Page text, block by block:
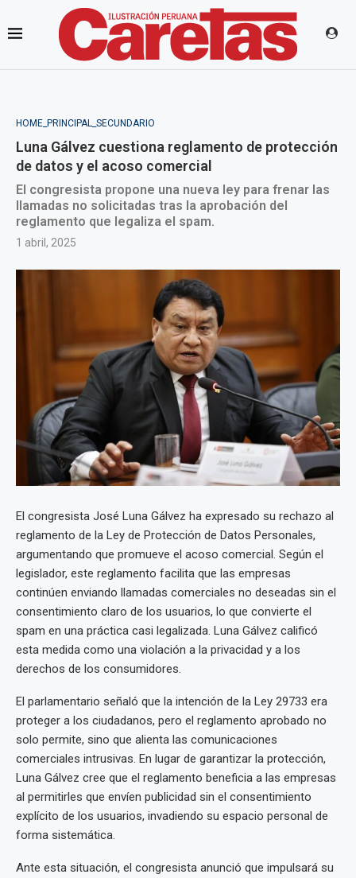
HOME_PRINCIPAL_SECUNDARIO
Luna Gálvez cuestiona reglamento de protección
de datos y el acoso comercial
El congresista propone una nueva ley para frenar las
llamadas no solicitadas tras la aprobación del
reglamento que legaliza el spam.
1 abril, 2025
El congresista José Luna Gálvez ha expresado su rechazo al
reglamento de la Ley de Protección de Datos Personales,
argumentando que promueve el acoso comercial. Según el
legislador, este reglamento facilita que las empresas
continúen enviando llamadas comerciales no deseadas sin el
consentimiento claro de los usuarios, lo que convierte el
spam en una práctica casi legalizada. Luna Gálvez calificó
esta medida como una violación a la privacidad y a los
derechos de los consumidores.
El parlamentario señaló que la intención de la Ley 29733 era
proteger a los ciudadanos, pero el reglamento aprobado no
solo permite, sino que alienta las comunicaciones
comerciales intrusivas. En lugar de garantizar la protección,
Luna Gálvez cree que el reglamento beneficia a las empresas
al permitirles que envíen publicidad sin el consentimiento
explícito de los usuarios, invadiendo su espacio personal de
forma sistemática.
Ante esta situación, el congresista anunció que impulsará su